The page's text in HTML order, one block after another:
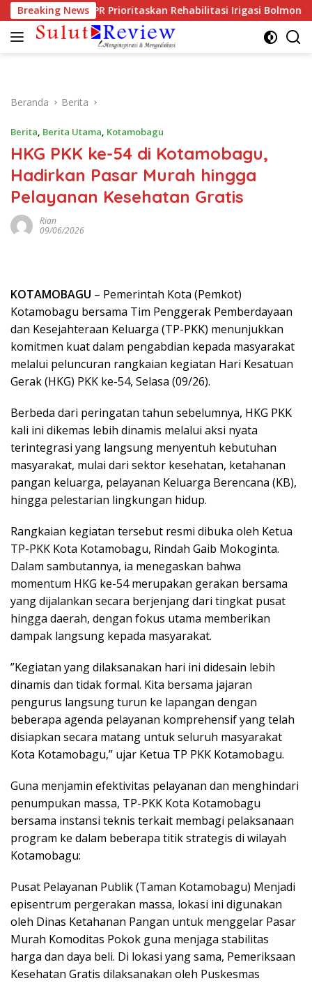
Langsung
ke
konten
Breaking News
Dinas PUPR Prioritaskan Rehabilitasi Irigasi Bolmong Raya
Beranda Berita
Berita, Berita Utama, Kotamobagu
HKG PKK ke-54 di Kotamobagu,
Hadirkan Pasar Murah hingga
Pelayanan Kesehatan Gratis
Rian
09/06/2026
KOTAMOBAGU – Pemerintah Kota (Pemkot)
Kotamobagu bersama Tim Penggerak Pemberdayaan
dan Kesejahteraan Keluarga (TP-PKK) menunjukkan
komitmen kuat dalam pengabdian kepada masyarakat
melalui peluncuran rangkaian kegiatan Hari Kesatuan
Gerak (HKG) PKK ke-54, Selasa (09/26).
Berbeda dari peringatan tahun sebelumnya, HKG PKK
kali ini dikemas lebih dinamis melalui aksi nyata
terintegrasi yang langsung menyentuh kebutuhan
masyarakat, mulai dari sektor kesehatan, ketahanan
pangan keluarga, pelayanan Keluarga Berencana (KB),
hingga pelestarian lingkungan hidup.
Rangkaian kegiatan tersebut resmi dibuka oleh Ketua
TP-PKK Kota Kotamobagu, Rindah Gaib Mokoginta.
Dalam sambutannya, ia menegaskan bahwa
momentum HKG ke-54 merupakan gerakan bersama
yang dijalankan secara berjenjang dari tingkat pusat
hingga daerah, dengan fokus utama memberikan
dampak langsung kepada masyarakat.
​”Kegiatan yang dilaksanakan hari ini didesain lebih
dinamis dan tidak formal. Kita bersama jajaran
pengurus langsung turun ke lapangan dengan
beberapa agenda pelayanan komprehensif yang telah
disiapkan secara matang untuk seluruh masyarakat
Kota Kotamobagu,” ujar Ketua TP PKK Kotamobagu.
​Guna menjamin efektivitas pelayanan dan menghindari
penumpukan massa, TP-PKK Kota Kotamobagu
bersama instansi teknis terkait membagi pelaksanaan
program ke dalam beberapa titik strategis di wilayah
Kotamobagu:
​Pusat Pelayanan Publik (Taman Kotamobagu) Menjadi
episentrum pergerakan massa, lokasi ini digunakan
oleh Dinas Ketahanan Pangan untuk menggelar Pasar
Murah Komoditas Pokok guna menjaga stabilitas
harga dan daya beli. Di lokasi yang sama, Pemeriksaan
Kesehatan Gratis dilaksanakan oleh Puskesmas